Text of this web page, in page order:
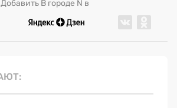
Добавить В городе N в